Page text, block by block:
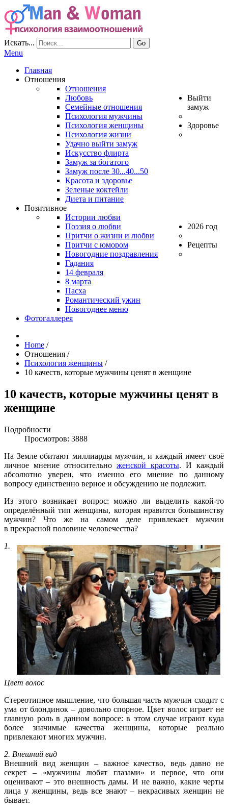
Искать... Go
Menu
Главная
Отношения
Отношения
Любовь
Семейные отношения
Психология мужчины
Психология женщины
Психология жизни
Выйти
замуж
Удачно выйти замуж
Искусство флирта
Замуж за богатого
Замуж после 30...40...50
Здоровье
Красота и здоровье
Зеленые коктейли
Диета и питание
Позитивное
Истории любви
Поэзия о любви
Притчи о жизни и любви
Притчи с юмором
2026 год
Новогодние поздравления
Гадания
14 февраля
8 марта
Рецепты
Пасха
Романтический ужин
Новогоднее меню
Фотогаллерея
Home /
Отношения /
Психология женщины /
10 качеств, которые мужчины ценят в женщине
10 качеств, которые мужчины ценят в
женщине
Подробности
Просмотров: 3888
На Земле обитают миллиарды мужчин, и каждый имеет своё
личное мнение относительно женской красоты. И каждый
абсолютно уверен, что именно его мнение по данному
вопросу единственно верное и обсуждению не подлежит.
Из этого возникает вопрос: можно ли выделить какой-то
определённый тип женщины, которая нравится большинству
мужчин? Что же на самом деле привлекает мужчин
в прекрасной половине человечества?
1.
Цвет волос
Стереотипное мышление, что большая часть мужчин сходит с
ума от блондинок – довольно спорное. Цвет волос играет не
главную роль в данном вопросе: в этом случае играют куда
более значимые качества женщины, которые реально
привлекают многих мужчин.
2. Внешний вид
Внешний вид женщин – важное качество, ведь давно не
секрет – «мужчины любят глазами» и первое, что они
оценивают – это внешность дамы. И не важно, какие черты
лица у женщины, ведь все знают – некрасивых женщин не
бывает.